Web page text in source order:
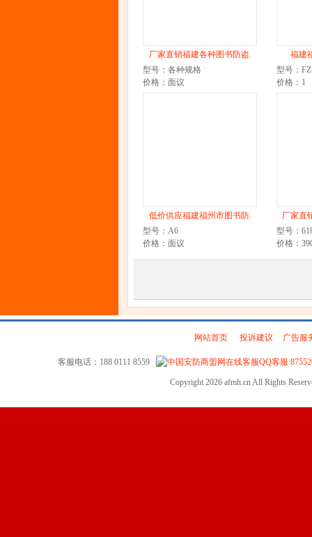
厂家直销福建各种图书防盗.
型号：各种规格
价格：面议
福建
型号：
价格：1
低价供应福建福州市图书防.
型号：A6
价格：面议
厂家直
型号：
价格：
网站首页| 投诉建议 广告服
客服电话：188 0111 8559 QQ客服
Copyright 2026 afmh.cn All Rights